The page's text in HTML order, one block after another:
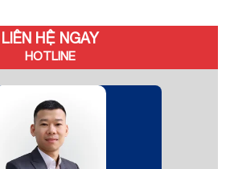
LIÊN HỆ NGAY
HOTLINE